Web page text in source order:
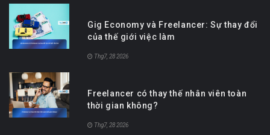
Gig Economy và Freelancer: Sự thay đổi
của thế giới việc làm
Thg7, 28 2026
Freelancer có thay thế nhân viên toàn
thời gian không?
Thg7, 28 2026